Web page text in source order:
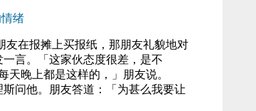
绪
友在报摊上买报纸，那朋友礼貌地对
言。「这家伙态度很差，是不
天晚上都是这样的，」朋友说。
问他。朋友答道：「为甚么我要让